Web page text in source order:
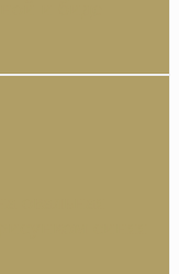
овальная
синяя